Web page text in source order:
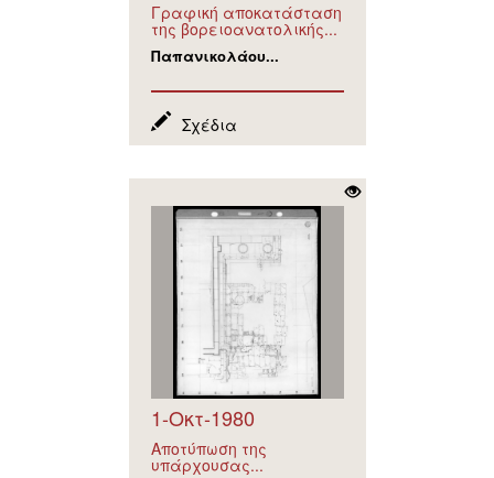
Γραφική αποκατάσταση
της βορειοανατολικής...
Παπανικολάου...
Σχέδια
1-Οκτ-1980
Αποτύπωση της
υπάρχουσας...